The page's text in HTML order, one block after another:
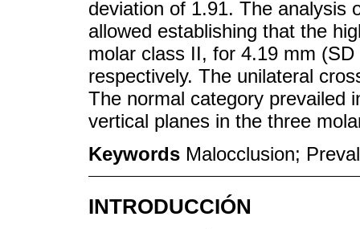
deviation of 1.91. The analysis
allowed establishing that the
molar class II, for 4.19 mm
respectively. The unilateral
The normal category prevailed
vertical planes in the three
Keywords Malocclusion;
INTRODUCCIÓN